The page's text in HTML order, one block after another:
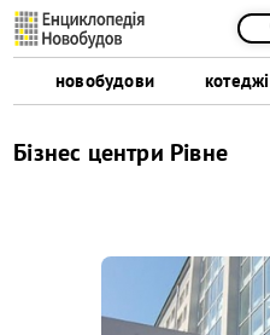
новобудови котеджі
Бізнес центри Рівне